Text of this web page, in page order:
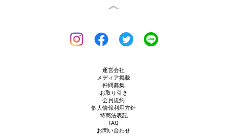
運営会社
メディア掲載
仲間募集
お取り引き
会員規約
個人情報利用方針
特商法表記
FAQ
お問い合わせ